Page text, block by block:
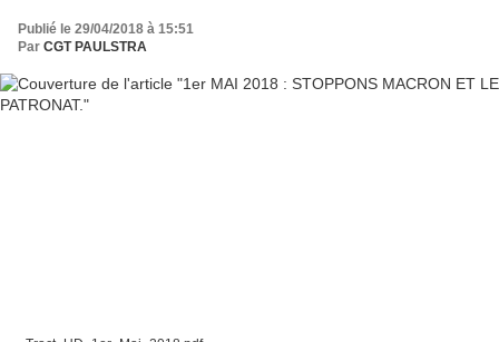
Publié le 29/04/2018 à 15:51
Par CGT PAULSTRA